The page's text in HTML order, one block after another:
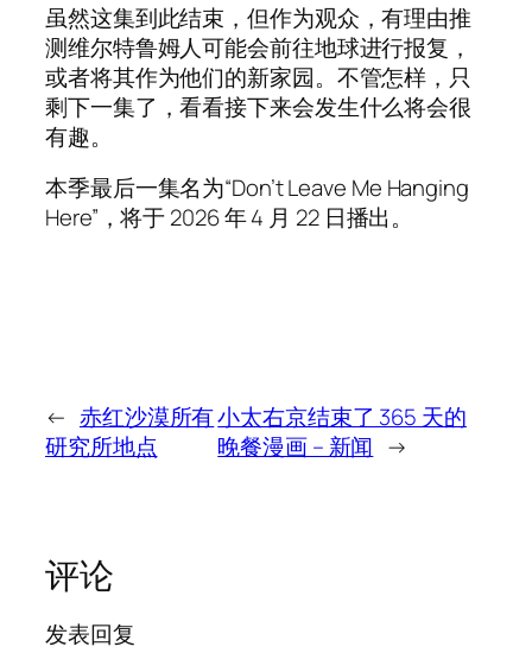
虽然这集到此结束，但作为观众，有理由推
测维尔特鲁姆人可能会前往地球进行报复，
或者将其作为他们的新家园。不管怎样，只
剩下一集了，看看接下来会发生什么将会很
有趣。
本季最后一集名为“Don’t Leave Me Hanging
Here”，将于 2026 年 4 月 22 日播出。
← 赤红沙漠所有
研究所地点
小太右京结束了 365 天的
晚餐漫画 – 新闻 →
评论
发表回复